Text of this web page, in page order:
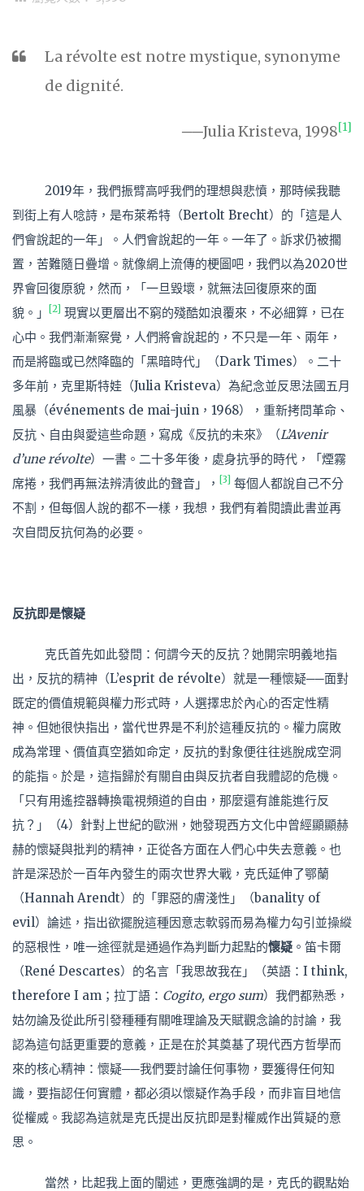
La révolte est notre mystique, synonyme
de dignité.
──Julia Kristeva, 1998[1]
2019年，我們振臂高呼我們的理想與悲憤，那時候我聽
到街上有人唸詩，是布萊希特（Bertolt Brecht）的「這是人
們會說起的一年」。人們會說起的一年。一年了。訴求仍被擱
置，苦難隨日疊增。就像網上流傳的梗圖吧，我們以為2020世
界會回復原貌，然而，「一旦毀壞，就無法回復原來的面
貌。」
[2] 現實以更層出不窮的殘酷如浪覆來，不必細算，已在
心中。我們漸漸察覺，人們將會說起的，不只是一年、兩年，
而是將臨或已然降臨的「黑暗時代」（Dark Times）。二十
多年前，克里斯特娃（Julia Kristeva）為紀念並反思法國五月
風暴（événements de mai-juin，1968），重新拷問革命、
反抗、自由與愛這些命題，寫成《反抗的未來》（L’Avenir
d’une révolte）一書。二十多年後，處身抗爭的時代，「煙霧
席捲，我們再無法辨清彼此的聲音」，
[3]
每個人都說自己不分
不割，但每個人說的都不一樣，我想，我們有着閱讀此書並再
次自問反抗何為的必要。
反抗即是懷疑
克氏首先如此發問：何謂今天的反抗？她開宗明義地指
出，反抗的精神（L’esprit de révolte）就是一種懷疑──面對
既定的價值規範與權力形式時，人選擇忠於內心的否定性精
神。但她很快指出，當代世界是不利於這種反抗的。權力腐敗
成為常理、價值真空猶如命定，反抗的對象便往往逃脫成空洞
的能指。於是，這指歸於有關自由與反抗者自我體認的危機。
「只有用遙控器轉換電視頻道的自由，那麼還有誰能進行反
抗？」（4）針對上世紀的歐洲，她發現西方文化中曾經顯顯赫
赫的懷疑與批判的精神，正從各方面在人們心中失去意義。也
許是深恐於一百年內發生的兩次世界大戰，克氏延伸了鄂蘭
（Hannah Arendt）的「罪惡的膚淺性」（banality of
evil）論述，指出欲擺脫這種因意志軟弱而易為權力勾引並操縱
的惡根性，唯一途徑就是通過作為判斷力起點的懷疑 。笛卡爾
（René Descartes）的名言「我思故我在」（英語：I think,
therefore I am；拉丁語： Cogito, ergo sum）我們都熟悉，
姑勿論及從此所引發種種有關唯理論及天賦觀念論的討論，我
認為這句話更重要的意義，正是在於其奠基了現代西方哲學而
來的核心精神：懷疑──我們要討論任何事物，要獲得任何知
識，要指認任何實體，都必須以懷疑作為手段，而非盲目地信
從權威。我認為這就是克氏提出反抗即是對權威作出質疑的意
思。
當然，比起我上面的闡述，更應強調的是，克氏的觀點始